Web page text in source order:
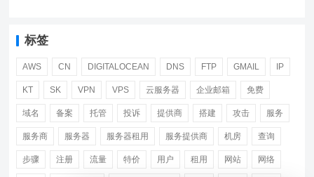
标签
AWS CN DIGITALOCEAN DNS FTP GMAIL IP
KT SK VPN VPS 云服务器 企业邮箱 免费
域名 备案 托管 投诉 提供商 搭建 攻击 服务
服务商 服务器 服务器租用 服务提供商 机房 查询
步骤 注册 流量 特价 用户 租用 网站 网络